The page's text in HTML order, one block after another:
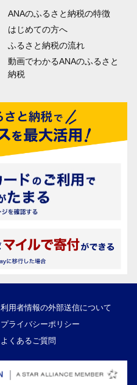
ANAのふるさと納税の特徴
はじめての方へ
ふるさと納税の流れ
動画でわかるANAのふるさと
納税
利用者情報の外部送信について
プライバシーポリシー
よくあるご質問